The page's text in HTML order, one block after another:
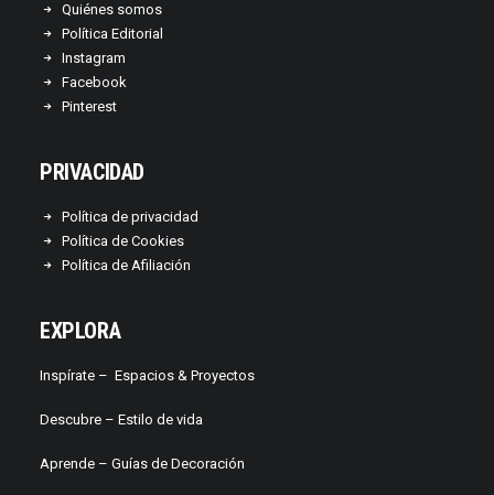
Quiénes somos
Política Editorial
Instagram
Facebook
Pinterest
PRIVACIDAD
Política de privacidad
Política de Cookies
Política de Afiliación
EXPLORA
Inspírate – Espacios & Proyectos
Descubre – Estilo de vida
Aprende – Guías de Decoración